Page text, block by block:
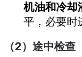
机油和冷却
平，必要时
（2）途中检查